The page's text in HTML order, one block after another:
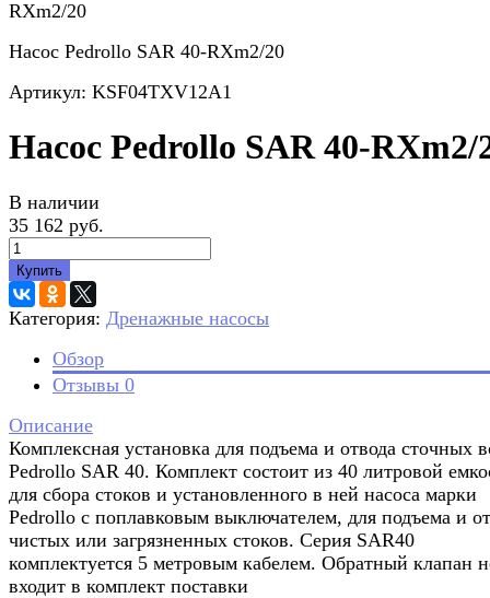
Насос Pedrollo SAR 40-RXm2/20
Артикул: KSF04TXV12A1
Насос Pedrollo SAR 40-RXm2/
В наличии
35 162 руб.
Купить
Категория: Дренажные насосы
Обзор
Отзывы 0
Описание
Комплексная установка для подъема и отвода сточных
Pedrollo SAR 40. Комплект состоит из 40 литровой
для сбора стоков и установленного в ней насоса марки
Pedrollo с поплавковым выключателем, для подъема и
чистых или загрязненных стоков. Серия SAR40
комплектуется 5 метровым кабелем. Обратный клапан
входит в комплект поставки